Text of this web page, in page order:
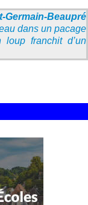
Germain-Beaupré
dans un pacage
loup franchit d’un